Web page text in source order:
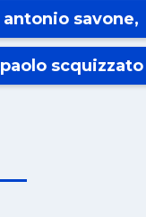
antonio savone
paolo scquizzato